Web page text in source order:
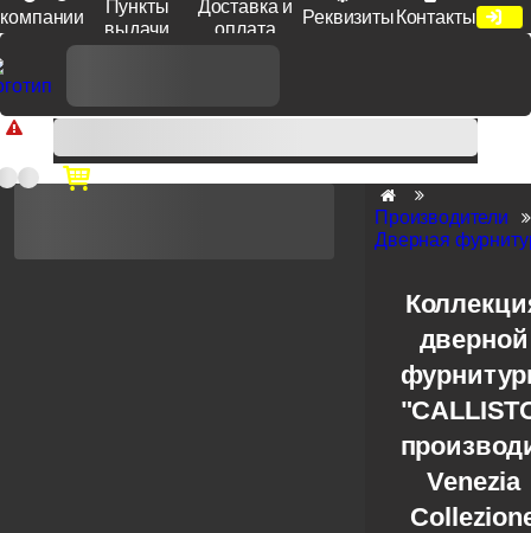
компании
Пункты
выдачи
Доставка и
оплата
Реквизиты Контакты
Доп. скидка от цен на сайте 7% при заказе от 50 тыс. руб
продукции Venezia, Fratelli, Tupai, Extreza, Melodia, Forme при
оплате по счету.
Производители
Дверная
дверной
Venezia